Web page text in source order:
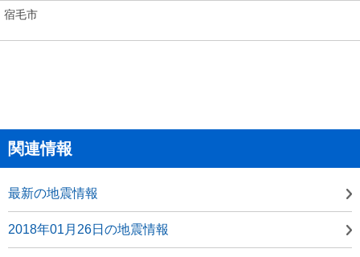
宿毛市
関連情報
最新の地震情報
2018年01月26日の地震情報